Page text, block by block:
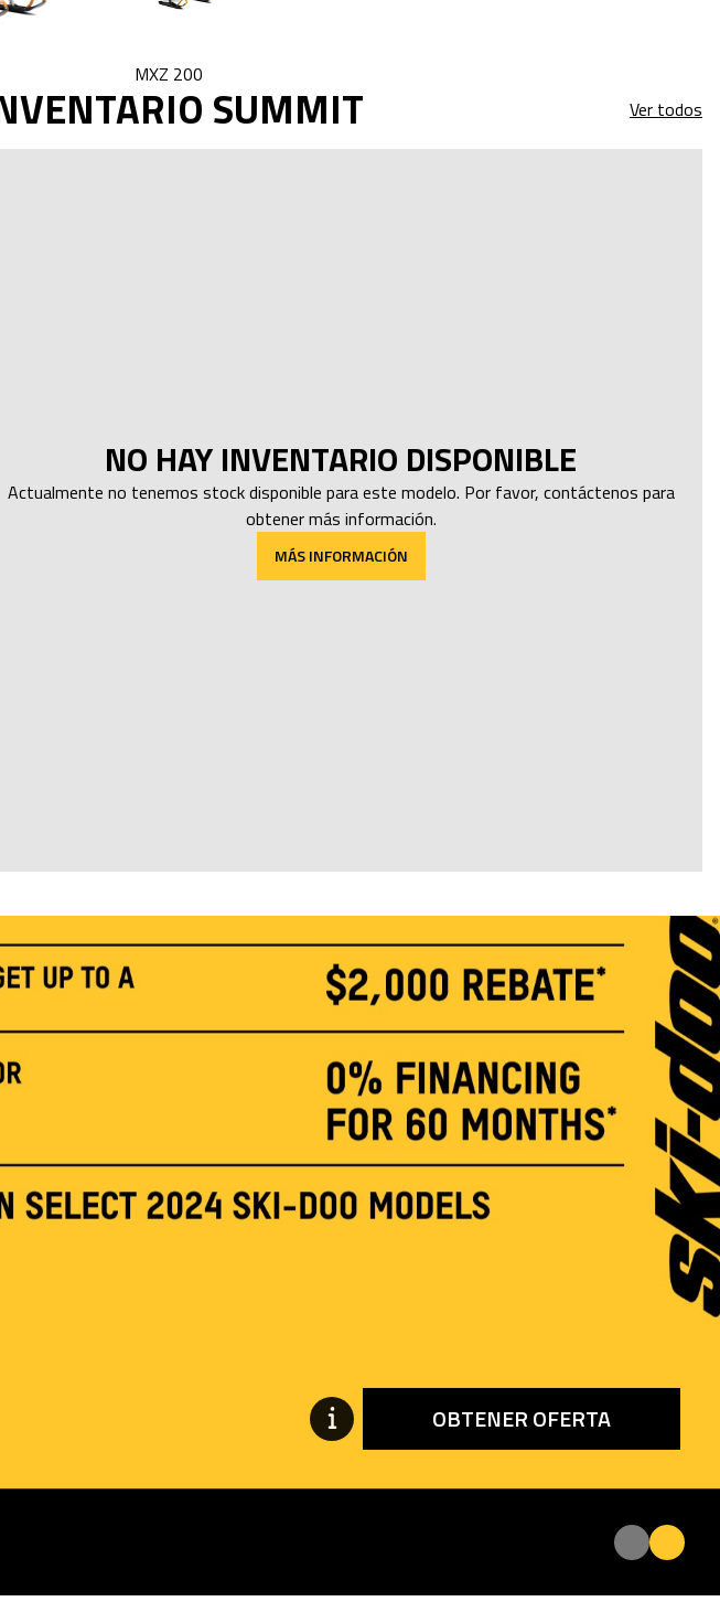
MXZ 200
SUMMIT Ver todos
NO HAY INVENTARIO DISPONIBLE
Actualmente no tenemos stock disponible para este modelo. Por favor, contáctenos para
obtener más información.
MÁS INFORMACIÓN
OBTENER OFERTA